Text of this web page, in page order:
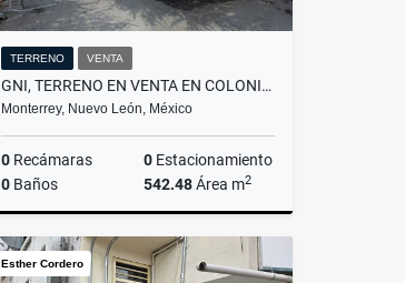
TERRENO VENTA
GNI, TERRENO EN VENTA EN COLONIA REFORMA, MONTERREY, NUEVO LEÓN.
Monterrey, Nuevo León, México
0 Recámaras 0 Estacionamiento
0 Baños 542.48Área m2
Venta
$4,500,000
Esther Cordero